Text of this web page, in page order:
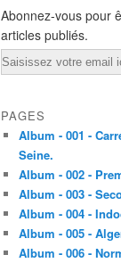
Abonnez-vous pour
articles publiés.
Email
PAGES
Album - 001 -
Seine.
Album - 002 -
Album - 003 -
Album - 004 -
Album - 005 -
Album - 006 -